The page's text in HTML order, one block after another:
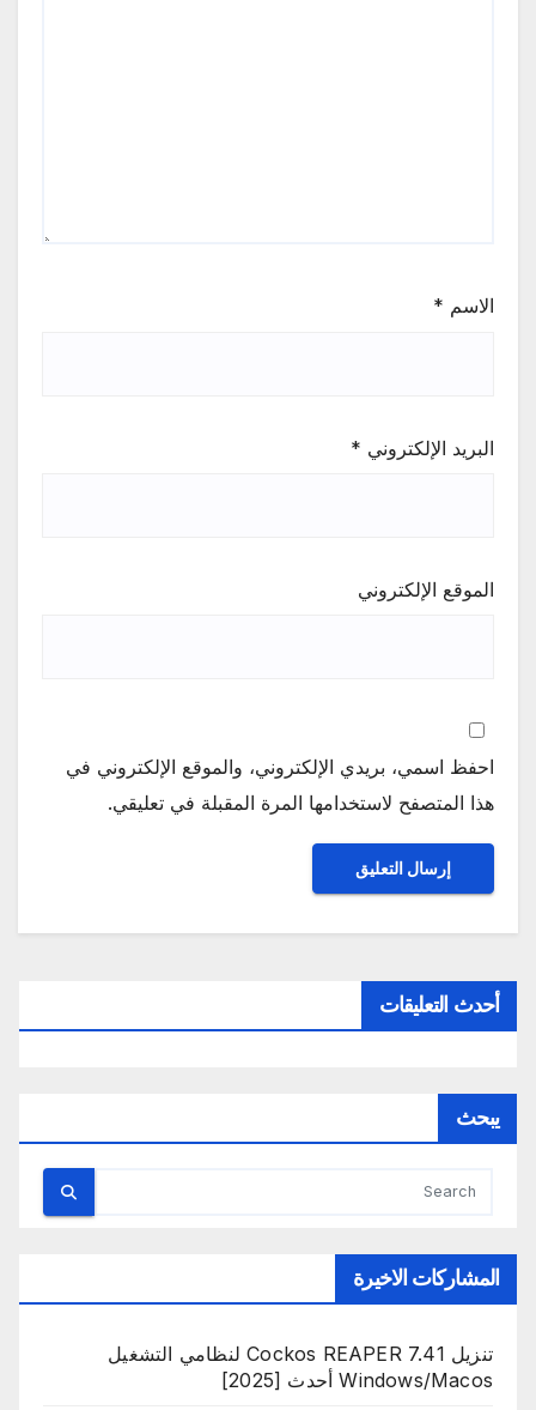
الاسم *
البريد الإلكتروني *
الموقع الإلكتروني
احفظ اسمي، بريدي الإلكتروني، والموقع الإلكتروني في
هذا المتصفح لاستخدامها المرة المقبلة في تعليقي.
أحدث التعليقات
يبحث
المشاركات الاخيرة
تنزيل Cockos REAPER 7.41 لنظامي التشغيل
Windows/Macos أحدث [2025]